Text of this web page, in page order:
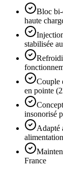
Bloc bi-
haute
stabilisée
Couple
en pointe
insonorisé
Adapté
France